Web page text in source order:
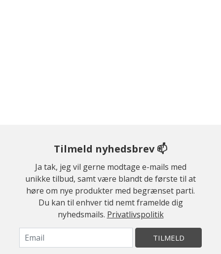
Tilmeld nyhedsbrev 📫
Ja tak, jeg vil gerne modtage e-mails med
unikke tilbud, samt være blandt de første til at
høre om nye produkter med begrænset parti.
Du kan til enhver tid nemt framelde dig
nyhedsmails. Privatlivspolitik
TILMELD